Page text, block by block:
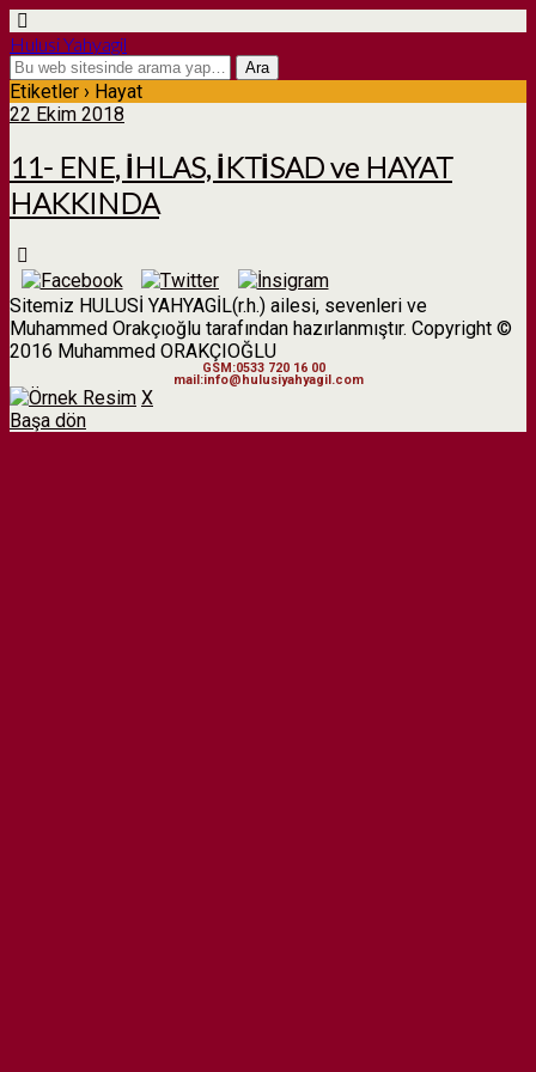
Hulusi Yahyagil
Etiketler › Hayat
22 Ekim 2018
11- ENE, İHLAS, İKTİSAD ve HAYAT
HAKKINDA
Sitemiz HULUSİ YAHYAGİL(r.h.) ailesi, sevenleri ve
Muhammed Orakçıoğlu tarafından hazırlanmıştır. Copyright ©
2016 Muhammed ORAKÇIOĞLU
GSM:0533 720 16 00
mail:info@hulusiyahyagil.com
X
Başa dön